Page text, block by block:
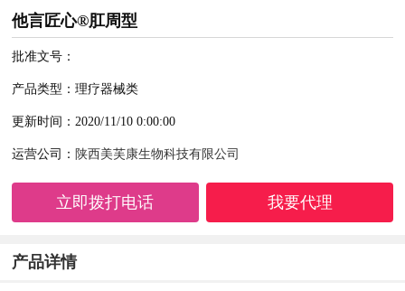
他言匠心®肛周型
批准文号：
产品类型：理疗器械类
更新时间：2020/11/10 0:00:00
运营公司： 陕西美芙康生物科技有限公司
立即拨打电话 我要代理
产品详情